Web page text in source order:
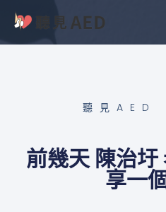
主
聽見AED
前幾天 陳治
享一